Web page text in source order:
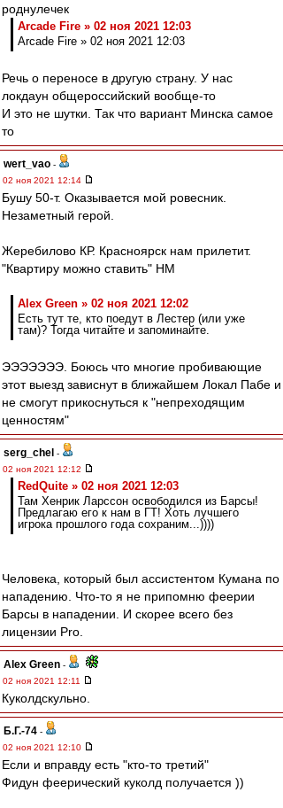
роднулечек
Arcade Fire » 02 ноя 2021 12:03
Arcade Fire » 02 ноя 2021 12:03
Речь о переносе в другую страну. У нас
локдаун общероссийский вообще-то
И это не шутки. Так что вариант Минска самое
то
wert_vao -
02 ноя 2021 12:14
Бушу 50-т. Оказывается мой ровесник.
Незаметный герой.
Жеребилово КР. Красноярск нам прилетит.
"Квартиру можно ставить" НМ
Alex Green » 02 ноя 2021 12:02
Есть тут те, кто поедут в Лестер (или уже
там)? Тогда читайте и запоминайте.
ЭЭЭЭЭЭЭ. Боюсь что многие пробивающие
этот выезд зависнут в ближайшем Локал Пабе и
не смогут прикоснуться к "непреходящим
ценностям"
serg_chel -
02 ноя 2021 12:12
RedQuite » 02 ноя 2021 12:03
Там Хенрик Ларссон освободился из Барсы!
Предлагаю его к нам в ГТ! Хоть лучшего
игрока прошлого года сохраним...))))
Человека, который был ассистентом Кумана по
нападению. Что-то я не припомню феерии
Барсы в нападении. И скорее всего без
лицензии Pro.
Alex Green -
02 ноя 2021 12:11
Куколдскульно.
Б.Г.-74 -
02 ноя 2021 12:10
Если и вправду есть "кто-то третий"
Фидун феерический куколд получается ))